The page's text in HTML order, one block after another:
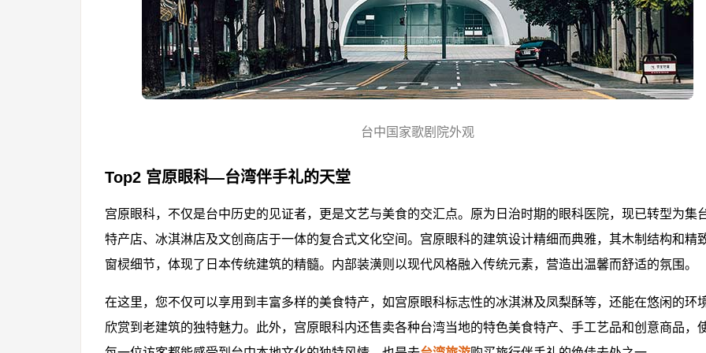
台中国家歌剧院外观
Top2 宫原眼科—台湾伴手礼的天堂
宫原眼科，不仅是台中历史的见证者，更是文艺与美食的交汇点。原为日治时期的眼科医院，现已转型为集
特产店、冰淇淋店及文创商店于一体的复合式文化空间。宫原眼科的建筑设计精细而典雅，其木制结构和精
窗棂细节，体现了日本传统建筑的精髓。内部装潢则以现代风格融入传统元素，营造出温馨而舒适的氛围。
在这里，您不仅可以享用到丰富多样的美食特产，如宫原眼科标志性的冰淇淋及凤梨酥等，还能在悠闲的环
欣赏到老建筑的独特魅力。此外，宫原眼科内还售卖各种台湾当地的特色美食特产、手工艺品和创意商品，